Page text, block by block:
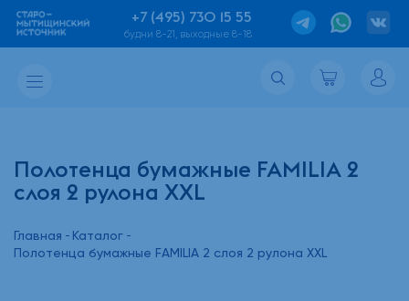
+7 (495) 730 15 55
будни 8-21, выходные 8-18
Полотенца бумажные FAMILIA 2
слоя 2 рулона XXL
Главная
Каталог
Полотенца бумажные FAMILIA 2 слоя 2 рулона XXL